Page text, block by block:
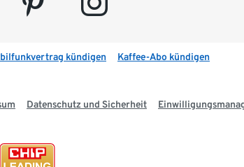
kündigen Kaffee-Abo kündigen
Datenschutz und Sicherheit